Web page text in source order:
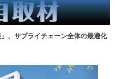
、サプライチェーン全体の最適化